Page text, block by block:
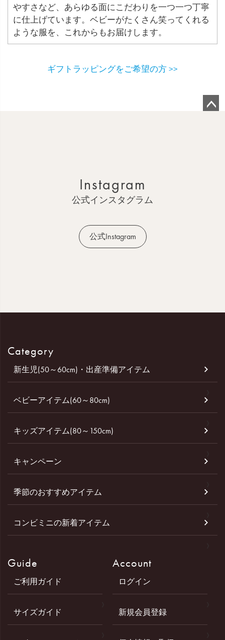
やすさなど、あらゆる面にこだわりを一つ一つ丁寧
に仕上げています。ベビーがたくさん笑ってくれる
ような服を、これからもお届けします。
ギフトラッピングをご希望の方 >>
Instagram
公式インスタグラム
公式Instagram
Category
新生児(50～60cm)・出産準備アイテム
ベビーアイテム(60～80cm)
キッズアイテム(80～150cm)
キャンペーン
季節のおすすめアイテム
コンビミニの新着アイテム
Guide
ご利用ガイド
サイズガイド
Account
ログイン
新規会員登録